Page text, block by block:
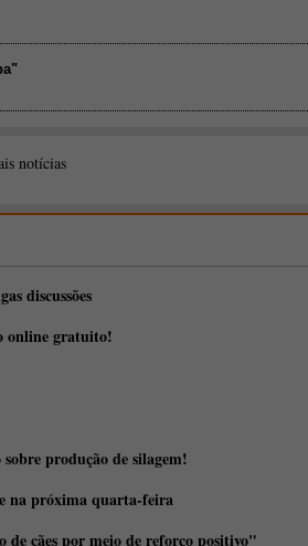
notícias
discussões
online gratuito!
produção de silagem!
na próxima quarta-feira
de cães por meio de reforço positivo"